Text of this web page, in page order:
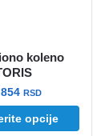
koleno
854RSDRaspon
cena:
od
opcije